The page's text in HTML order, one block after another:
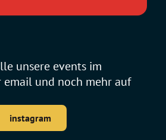
unsere events im
und noch mehr auf
instagram